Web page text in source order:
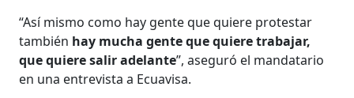
“Así mismo como hay gente que quiere protestar
también hay mucha gente que quiere trabajar,
que quiere salir adelante”, aseguró el mandatario
en una entrevista a Ecuavisa.